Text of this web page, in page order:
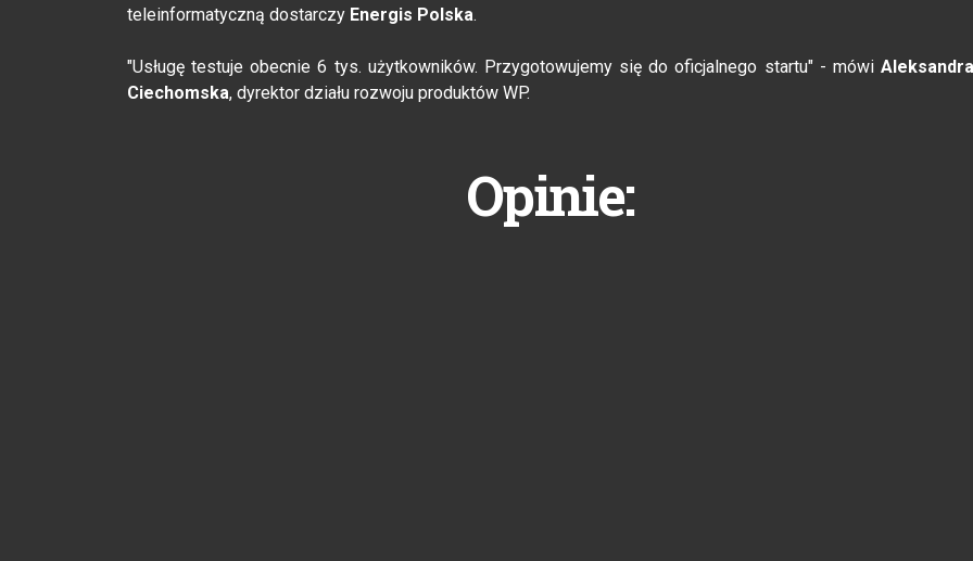
teleinformatyczną dostarczy Energis Polska.
"Usługę testuje obecnie 6 tys. użytkowników. Przygotowujemy się do oficjalnego startu" - mówi Aleksandra
Ciechomska, dyrektor działu rozwoju produktów WP.
Opinie: